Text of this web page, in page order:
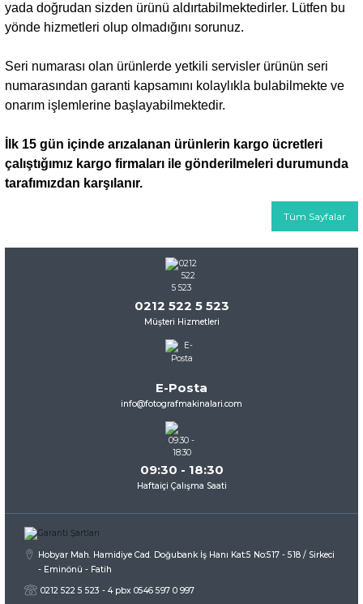
yada doğrudan sizden ürünü aldırtabilmektedirler. Lütfen bu
yönde hizmetleri olup olmadığını sorunuz.
Seri numarası olan ürünlerde yetkili servisler ürünün seri
numarasından garanti kapsamını kolaylıkla bulabilmekte ve
onarım işlemlerine başlayabilmektedir.
İlk 15 gün içinde arızalanan ürünlerin kargo ücretleri
çalıştığımız kargo firmaları ile gönderilmeleri durumunda
tarafımızdan karşılanır.
Tüm Sayfalar
0212 522 5 523
Müşteri Hizmetleri
E-Posta
info@fotografmakinalari.com
09:30 - 18:30
Haftaiçi Çalışma Saati
Hobyar Mah. Hamidiye Cad. Doğubank İş Hanı Kat:5 No:517 - 518 / Sirkeci
- Eminönü - Fatih
0212 522 5 523 - 4 pbx 0546 597 0 997